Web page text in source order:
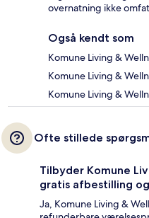
overnatning ikke
Også kendt som
Komune Living &
Komune Living &
Komune Living &
Ofte stillede
Tilbyder Komune
gratis afbestilling
Ja, Komune Living &